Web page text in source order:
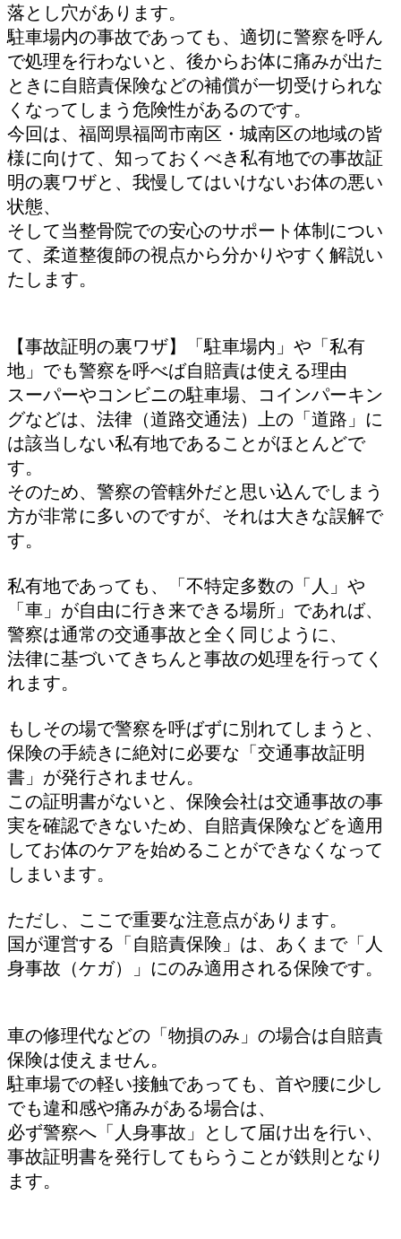
落とし穴があります。
駐車場内の事故であっても、適切に警察を呼ん
で処理を行わないと、後からお体に痛みが出た
ときに自賠責保険などの補償が一切受けられな
くなってしまう危険性があるのです。
今回は、福岡県福岡市南区・城南区の地域の皆
様に向けて、知っておくべき私有地での事故証
明の裏ワザと、我慢してはいけないお体の悪い
状態、
そして当整骨院での安心のサポート体制につい
て、柔道整復師の視点から分かりやすく解説い
たします。
【事故証明の裏ワザ】「駐車場内」や「私有
地」でも警察を呼べば自賠責は使える理由
スーパーやコンビニの駐車場、コインパーキン
グなどは、法律（道路交通法）上の「道路」に
は該当しない私有地であることがほとんどで
す。
そのため、警察の管轄外だと思い込んでしまう
方が非常に多いのですが、それは大きな誤解で
す。
私有地であっても、「不特定多数の「人」や
「車」が自由に行き来できる場所」であれば、
警察は通常の交通事故と全く同じように、
法律に基づいてきちんと事故の処理を行ってく
れます。
もしその場で警察を呼ばずに別れてしまうと、
保険の手続きに絶対に必要な「交通事故証明
書」が発行されません。
この証明書がないと、保険会社は交通事故の事
実を確認できないため、自賠責保険などを適用
してお体のケアを始めることができなくなって
しまいます。
ただし、ここで重要な注意点があります。
国が運営する「自賠責保険」は、あくまで「人
身事故（ケガ）」にのみ適用される保険です。
車の修理代などの「物損のみ」の場合は自賠責
保険は使えません。
駐車場での軽い接触であっても、首や腰に少し
でも違和感や痛みがある場合は、
必ず警察へ「人身事故」として届け出を行い、
事故証明書を発行してもらうことが鉄則となり
ます。